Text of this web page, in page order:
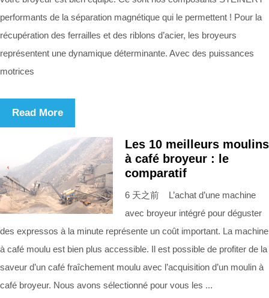
performants de la séparation magnétique qui le permettent ! Pour la
récupération des ferrailles et des riblons d’acier, les broyeurs
représentent une dynamique déterminante. Avec des puissances
motrices
Read More
Les 10 meilleurs moulins
à café broyeur : le
comparatif
6 天之前 L’achat d’une machine
avec broyeur intégré pour déguster
des expressos à la minute représente un coût important. La machine
à café moulu est bien plus accessible. Il est possible de profiter de la
saveur d’un café fraîchement moulu avec l’acquisition d’un moulin à
café broyeur. Nous avons sélectionné pour vous les ...